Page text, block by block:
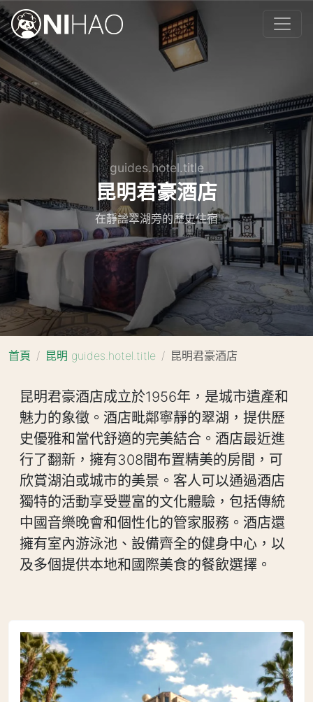
guides.hotel.title
昆明君豪酒店
在靜謐翠湖旁的歷史住宿
首頁 昆明 guides.hotel.title 昆明君豪酒店
昆明君豪酒店成立於1956年，是城市遺產和
魅力的象徵。酒店毗鄰寧靜的翠湖，提供歷
史優雅和當代舒適的完美結合。酒店最近進
行了翻新，擁有308間布置精美的房間，可
欣賞湖泊或城市的美景。客人可以通過酒店
獨特的活動享受豐富的文化體驗，包括傳統
中國音樂晚會和個性化的管家服務。酒店還
擁有室內游泳池、設備齊全的健身中心，以
及多個提供本地和國際美食的餐飲選擇。